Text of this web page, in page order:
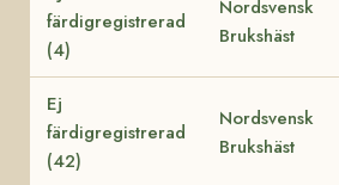
färdigregistrerad
(4)
Nordsvensk
Brukshäst
Ej
färdigregistrerad
(42)
Nordsvensk
Brukshäst